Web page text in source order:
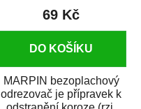
69 Kč
DO KOŠÍKU
MARPIN bezoplachový
odrezovač je přípravek k